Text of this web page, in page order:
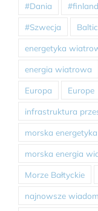
#Dania
#Szwecja
energetyka
energia wiatrowa
Europa Europe
infrastruktura
morska
morska energia
Morze Bałtyckie
najnowsze